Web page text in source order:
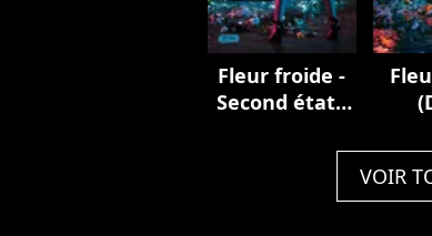
Fleur froide -
Second état :
cristallisation
VOIR